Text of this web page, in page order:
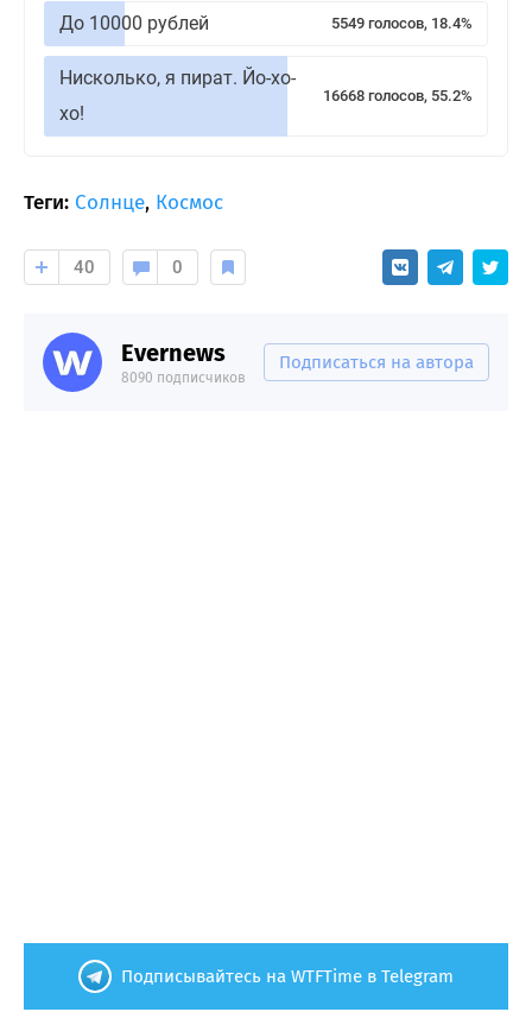
До 10000 рублей 5549 голосов, 18.4%
Нисколько, я пират. Йо-хо-
хо!
16668 голосов, 55.2%
Теги: Солнце, Космос
40 0
Evernews
8090 подписчиков
Подписаться на автора
Подписывайтесь на WTFTime в Telegram